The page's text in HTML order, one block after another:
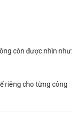
còn được nhìn như:
riêng cho từng công